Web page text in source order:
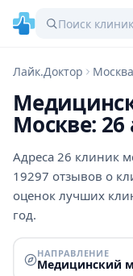
Лайк.Доктор Москва
Москве: 26
Адреса 26 клиник
19297 отзывов о
оценок лучших
год.
НАПРАВЛЕНИЕ
Медицинский